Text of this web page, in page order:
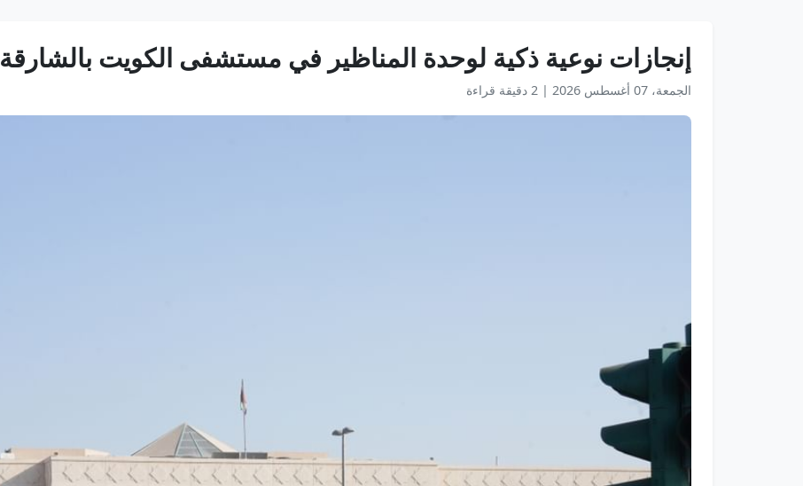
إنجازات نوعية ذكية لوحدة المناظير في مستشفى الكويت بالشارقة
الجمعة، 07 أغسطس 2026 | 2 دقيقة قراءة